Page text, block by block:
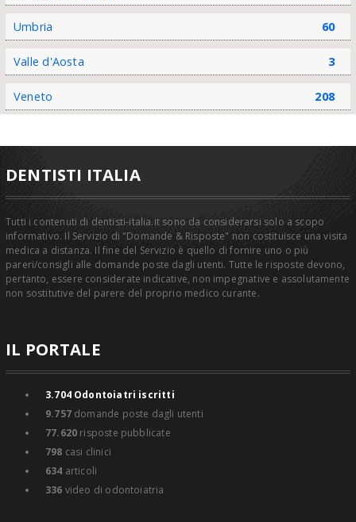
Umbria 60
Valle d'Aosta 3
Veneto 208
DENTISTI ITALIA
Tutti i contenuti di dentisti-italia.it sono da considerarsi solo a scopo
informativo. Il Servizio di "Domande & Risposte" non costituisce una visita
medica a distanza. Il fine del Servizio è quello di fornire uno o più
pareri/consigli alle domande poste dagli utenti. Tutte le risposte devono,
pertanto, essere considerate indicative, non impegnative e assolutamente
non sostitutive del parere del proprio medico curante.
IL PORTALE
3.704Odontoiatri iscritti
9.757domande poste dagli utenti
77.620 risposte pubblicate
798 casi clinici
634 articoli
336 video di odontoiatria